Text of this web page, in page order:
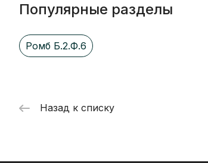
Популярные разделы
Ромб Б.2.Ф.6
Назад к списку